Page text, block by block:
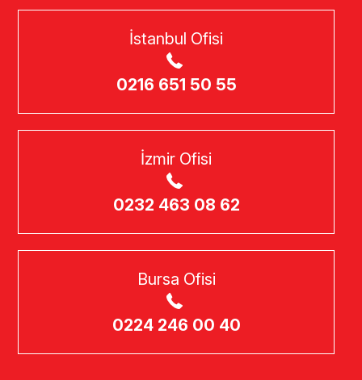
İstanbul Ofisi
0216 651 50 55
İzmir Ofisi
0232 463 08 62
Bursa Ofisi
0224 246 00 40